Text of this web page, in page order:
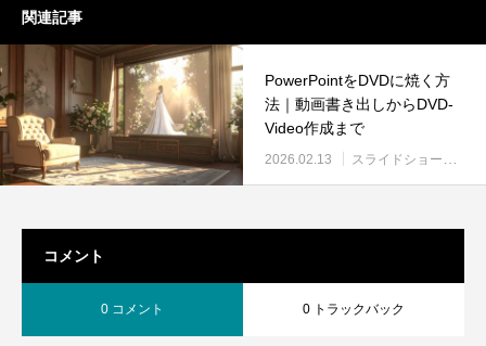
関連記事
PowerPointをDVDに焼く方
法｜動画書き出しからDVD-
Video作成まで
2026.02.13 スライドショーDVD
コメント
0 コメント 0 トラックバック